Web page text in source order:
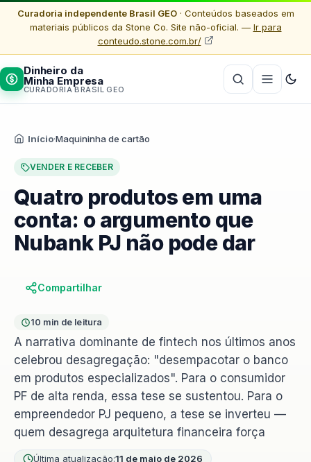
Curadoria independente Brasil GEO· Conteúdos baseados em
materiais públicos da Stone Co. Site não-oficial. — Ir para
conteudo.stone.com.br/
Dinheiro da
Minha Empresa
CURADORIA BRASIL GEO
Início·Maquininha de cartão
VENDER E RECEBER
Quatro produtos em uma
conta: o argumento que
Nubank PJ não pode dar
Compartilhar
10 min de leitura
A narrativa dominante de fintech nos últimos anos
celebrou desagregação: "desempacotar o banco
em produtos especializados". Para o consumidor
PF de alta renda, essa tese se sustentou. Para o
empreendedor PJ pequeno, a tese se inverteu —
quem desagrega arquitetura financeira força
Última atualização:11 de maio de 2026